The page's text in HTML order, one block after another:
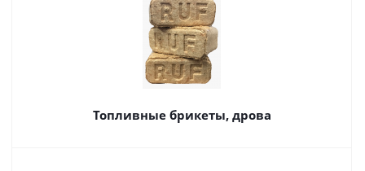
Топливные брикеты, дрова